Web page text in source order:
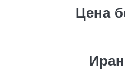
Цена